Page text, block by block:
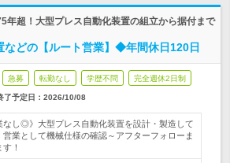
年超！大型プレス自動化装置の組立から据付まで
などの【ルート営業】◆年間休日120日
急募 転勤なし 学歴不問 完全週休2日制
了予定日： 2026/10/08
なし◎》大型プレス自動化装置を設計・製造して
営業として機械仕様の確認～アフターフォローま
！